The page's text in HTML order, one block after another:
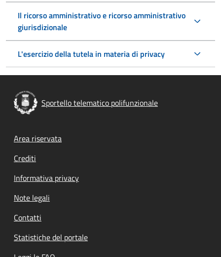
Il ricorso amministrativo e ricorso amministrativo
giurisdizionale
L'esercizio della tutela in materia di privacy
Sportello telematico polifunzionale
Footer menu
Area riservata
Crediti
Informativa privacy
Note legali
Contatti
Statistiche del portale